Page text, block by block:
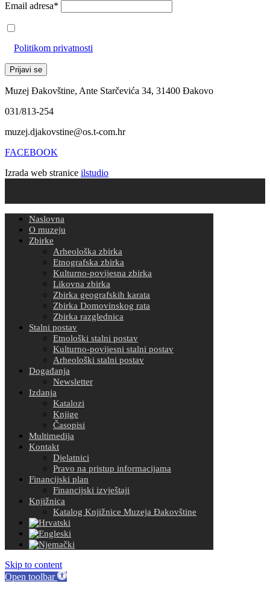
Email adresa*
Politikom privatnosti
Muzej Đakovštine, Ante Starčevića 34, 31400 Đakovo
031/813-254
muzej.djakovstine@os.t-com.hr
FACEBOOK
Izrada web stranice ilstudio
Naslovna
O muzeju
Zbirke
Arheološka zbirka
Etnografska zbirka
Kulturno-povijesna zbirka
Likovna zbirka
Zbirka geografskih karata
Zbirka Domovinskog rata
Zbirka razglednica
Stalni postav
Etnološki stalni postav
Kulturno-povijesni stalni postav
Arheološki stalni postav
Događanja
Newsletter
Izdanja
Katalozi
Knjige
Časopisi
Multimedija
Kontakt
Djelatnici
Pravo na pristup informacijama
Financijski plan
Financijski izvještaji
Knjižnica
Katalog Knjižnice Muzeja Đakovštine
Skip to content
Open toolbar